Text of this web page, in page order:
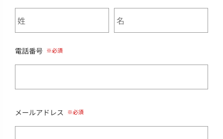
電話番号
メールアドレス